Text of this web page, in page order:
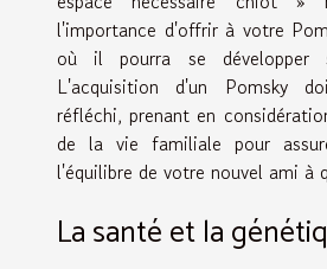
l'importance d'offrir à votre
où il pourra se développer
L'acquisition d'un Pomsky
réfléchi, prenant en
de la vie familiale pour
l'équilibre de votre nouvel ami à
La santé et la